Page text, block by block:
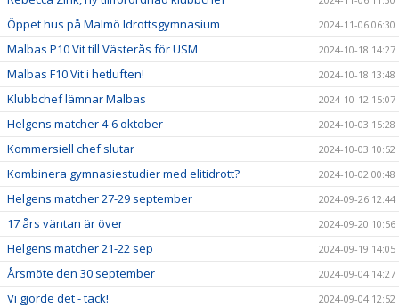
Öppet hus på Malmö Idrottsgymnasium 2024-11-06 06:30
Malbas P10 Vit till Västerås för USM 2024-10-18 14:27
Malbas F10 Vit i hetluften! 2024-10-18 13:48
Klubbchef lämnar Malbas 2024-10-12 15:07
Helgens matcher 4-6 oktober 2024-10-03 15:28
Kommersiell chef slutar 2024-10-03 10:52
Kombinera gymnasiestudier med elitidrott? 2024-10-02 00:48
Helgens matcher 27-29 september 2024-09-26 12:44
17 års väntan är över 2024-09-20 10:56
Helgens matcher 21-22 sep 2024-09-19 14:05
Årsmöte den 30 september 2024-09-04 14:27
Vi gjorde det - tack! 2024-09-04 12:52